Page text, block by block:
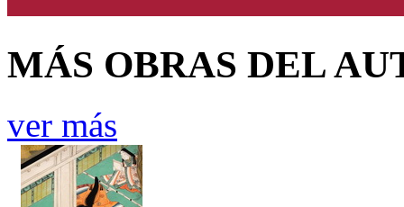
MÁS OBRAS DEL
ver más